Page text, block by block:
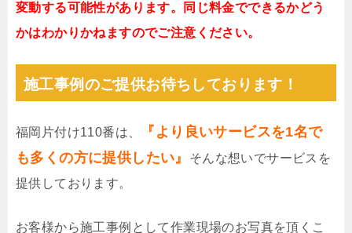
変動する可能性があります。同じ料金でできるかどう
かはわかりかねますのでご注意ください。
施工事例のご提供お待ちしております！
福岡片付け110番は、
『より良いサービスを1名で
も多くの方に提供したい』
そんな想いでサービスを
提供しております。
お客様から施工事例として作業現場のお写真を頂くこ